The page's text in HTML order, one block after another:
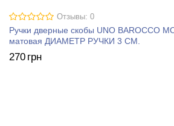
Отзывы: 0
Ручки дверные скобы UNO BAROCCO
матовая ДИАМЕТР РУЧКИ 3 СМ.
270 грн